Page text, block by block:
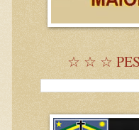
☆ ☆ ☆